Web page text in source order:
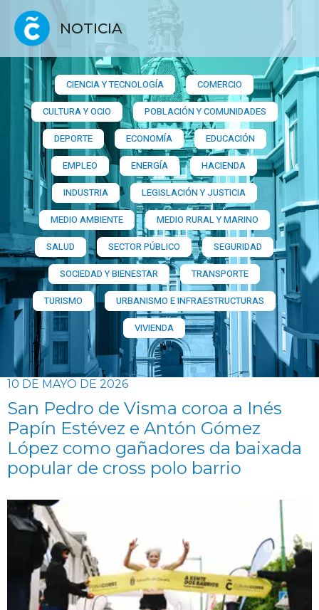
NOTICIA
CIENCIA Y TECNOLOGÍA
COMERCIO
CULTURA Y OCIO
POBLACIÓN Y COMUNIDADES
DEPORTE
ECONOMÍA
EDUCACIÓN
EMPLEO
ENERGÍA
HACIENDA
INDUSTRIA
LEGISLACIÓN Y JUSTICIA
MEDIO AMBIENTE
MEDIO RURAL Y MARINO
SALUD
SECTOR PÚBLICO
SEGURIDAD
SOCIEDAD Y BIENESTAR
TRANSPORTE
TURISMO
URBANISMO E INFRAESTRUCTURAS
VIVIENDA
10 DE MAYO DE 2026
San Pedro de Visma coroa a Inés
Papín Estévez e Antón Gómez
López como gañadores da baixada
popular de cross polo barrio